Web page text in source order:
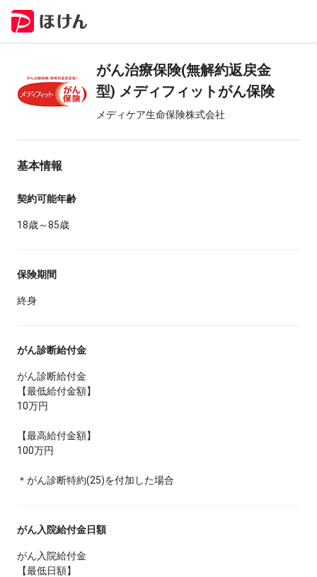
がん治療保険(無解約返戻金
型) メディフィットがん保険
メディケア生命保険株式会社
基本情報
契約可能年齢
18歳～85歳
保険期間
終身
がん診断給付金
がん診断給付金
【最低給付金額】
10万円
【最高給付金額】
100万円
＊がん診断特約(25)を付加した場合
がん入院給付金日額
がん入院給付金
【最低日額】